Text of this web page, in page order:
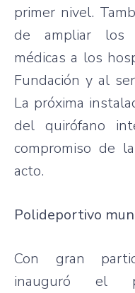
primer nivel.
de ampliar los
médicas a los
Fundación y al
La próxima
del quirófano
compromiso de
acto.
Polideportivo
Con gran
inauguró el